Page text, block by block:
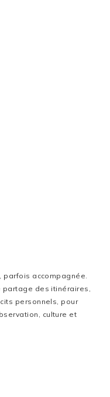
parfois accompagnée.
des itinéraires,
personnels, pour
culture et